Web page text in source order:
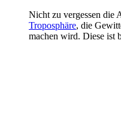
Nicht zu vergessen die
Troposphäre, die
machen wird. Diese ist